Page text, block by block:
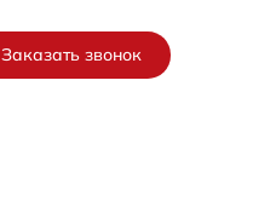
Заказать звонок